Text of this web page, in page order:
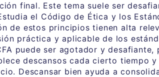
final. Este tema suele ser
el Código de Ética y los
de estos principios tienen alta
práctica y aplicable de los
puede ser agotador y
descansos cada cierto tiempo
Descansar bien ayuda a